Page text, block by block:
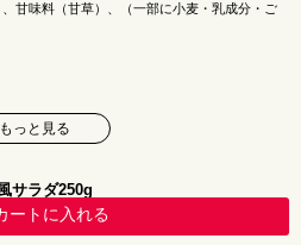
甘味料（甘草）、（一部に小麦・乳成分・ご
もっと見る
サラダ250g
ートに入れる